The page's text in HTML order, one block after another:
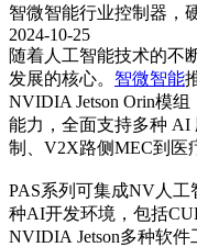
智微智能行业控制器，
2024-10-25
随着人工智能技术的不
发展的核心。 智微智能
NVIDIA Jetson Orin模
能力，全面支持多种 AI
制、V2X路侧MEC到医
PAS系列可集成NV人工
种AI开发环境，包括
NVIDIA Jetson多种软件